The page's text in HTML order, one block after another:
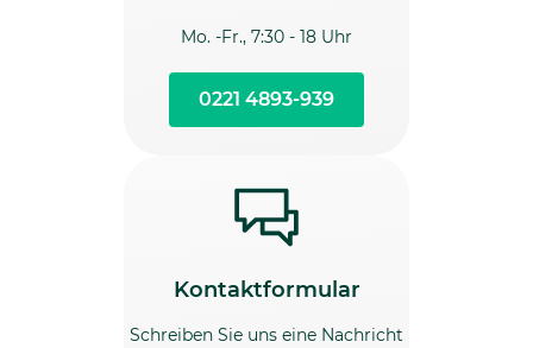
Mo. -Fr., 7:30 - 18 Uhr
0221 4893-939
Kontaktformular
Schreiben Sie uns eine Nachricht